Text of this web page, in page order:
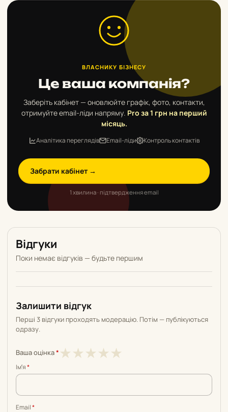
ВЛАСНИКУ БІЗНЕСУ
Це ваша компанія?
Заберіть кабінет — оновлюйте графік, фото, контакти,
отримуйте email-ліди напряму. Pro за 1 грн на перший
місяць.
Аналітика переглядів Email-ліди Контроль контактів
Забрати кабінет →
1 хвилина · підтвердження email
Відгуки
Поки немає відгуків — будьте першим
Залишити відгук
Перші 3 відгуки проходять модерацію. Потім — публікуються
одразу.
Ваша оцінка* ★
5
★4
5
★3
5
★2
5
★1
5
Імʼя*
Email*